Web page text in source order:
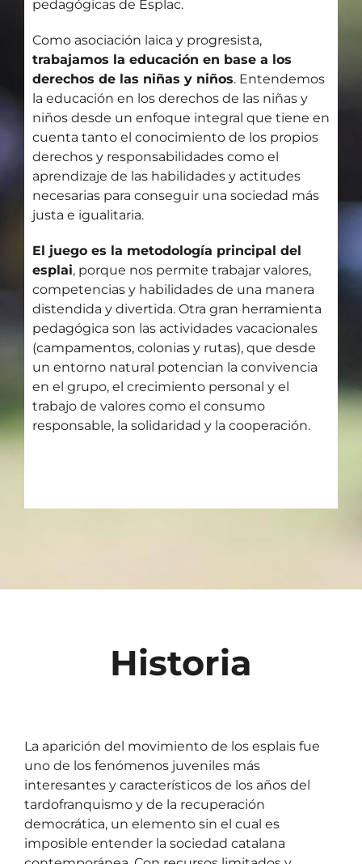
pedagógicas de Esplac.
Como asociación laica y progresista,
trabajamos la educación en base a los
derechos de las niñas y niños. Entendemos
la educación en los derechos de las niñas y
niños desde un enfoque integral que tiene en
cuenta tanto el conocimiento de los propios
derechos y responsabilidades como el
aprendizaje de las habilidades y actitudes
necesarias para conseguir una sociedad más
justa e igualitaria.
El juego es la metodología principal del
esplai, porque nos permite trabajar valores,
competencias y habilidades de una manera
distendida y divertida. Otra gran herramienta
pedagógica son las actividades vacacionales
(campamentos, colonias y rutas), que desde
un entorno natural potencian la convivencia
en el grupo, el crecimiento personal y el
trabajo de valores como el consumo
responsable, la solidaridad y la cooperación.
Historia
La aparición del movimiento de los esplais fue
uno de los fenómenos juveniles más
interesantes y característicos de los años del
tardofranquismo y de la recuperación
democrática, un elemento sin el cual es
imposible entender la sociedad catalana